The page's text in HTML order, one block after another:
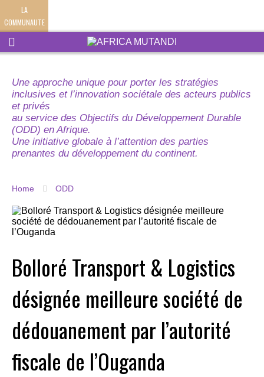
LA
COMMUNAUTE
Une approche unique pour porter les stratégies
inclusives et l’innovation sociétale des acteurs publics
et privés
au service des Objectifs du Développement Durable
(ODD) en Afrique.
Une initiative globale à l’attention des parties
prenantes du développement du continent.
Home ODD
Bolloré Transport & Logistics
désignée meilleure société de
dédouanement par l’autorité
fiscale de l’Ouganda